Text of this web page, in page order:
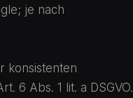
je nach
konsistenten
6 Abs. 1 lit. a DSGVO.